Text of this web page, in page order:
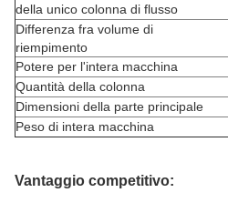
della unico colonna di flusso
Differenza fra volume di
riempimento
Potere per l'intera macchina
Quantità della colonna
Dimensioni della parte principale
Peso di intera macchina
Vantaggio competitivo: